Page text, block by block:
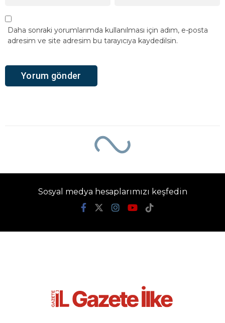
Daha sonraki yorumlarımda kullanılması için adım, e-posta
adresim ve site adresim bu tarayıcıya kaydedilsin.
Sosyal medya hesaplarımızı keşfedin